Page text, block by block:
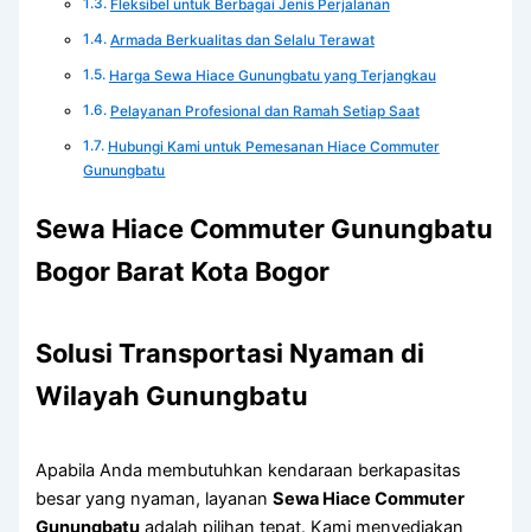
Fleksibel untuk Berbagai Jenis Perjalanan
Armada Berkualitas dan Selalu Terawat
Harga Sewa Hiace Gunungbatu yang Terjangkau
Pelayanan Profesional dan Ramah Setiap Saat
Hubungi Kami untuk Pemesanan Hiace Commuter
Gunungbatu
Sewa Hiace Commuter Gunungbatu
Bogor Barat Kota Bogor
Solusi Transportasi Nyaman di
Wilayah Gunungbatu
Apabila Anda membutuhkan kendaraan berkapasitas
besar yang nyaman, layananSewa Hiace Commuter
Gunungbatu adalah pilihan tepat. Kami menyediakan